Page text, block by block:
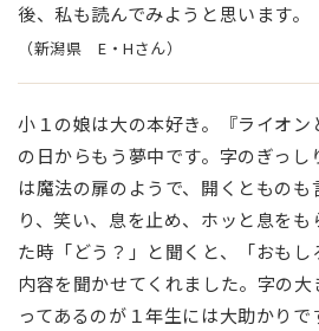
後、私も読んでみようと思います。
（新潟県 E・Hさん）
小１の娘は大の本好き。『ライオン
の日からもう夢中です。字のぎっし
は魔法の扉のようで、開くとものも
り、笑い、息を止め、ホッと息を
た時「どう？」と聞くと、「おも
内容を聞かせてくれました。字の
ってあるのが１年生には大助かりで